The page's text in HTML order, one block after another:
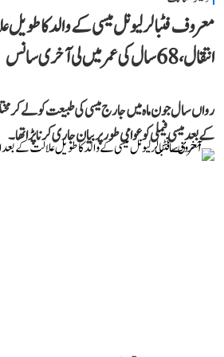
معروف فٹبالر لیونل میسی کے والد کا
انتقال، 68 سال کی عمر میں لی آخری سانس
رواں سال جون ماہ میں جارج میسی کی طبیعت کو لے
کے بعد میسی فیملی کو عوامی طور پر بیان جاری کرنا پڑا تھا۔